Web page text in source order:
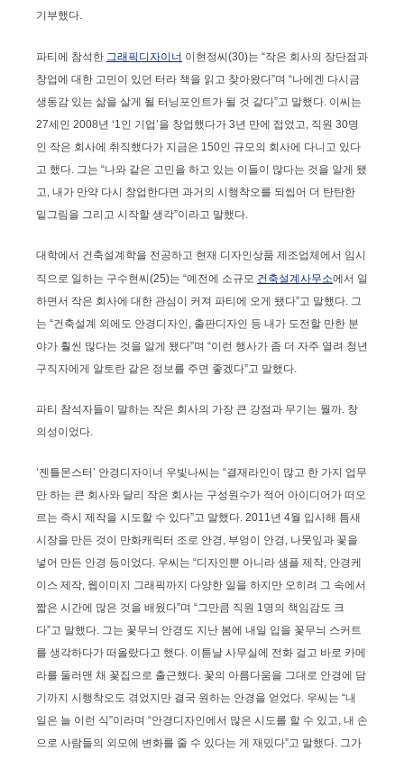
기부했다.
파티에 참석한 그래픽디자이너 이현정씨(30)는 “작은 회사의 장단점과
창업에 대한 고민이 있던 터라 책을 읽고 찾아왔다”며 “나에겐 다시금
생동감 있는 삶을 살게 될 터닝포인트가 될 것 같다”고 말했다. 이씨는
27세인 2008년 ‘1인 기업’을 창업했다가 3년 만에 접었고, 직원 30명
인 작은 회사에 취직했다가 지금은 150인 규모의 회사에 다니고 있다
고 했다. 그는 “나와 같은 고민을 하고 있는 이들이 많다는 것을 알게 됐
고, 내가 만약 다시 창업한다면 과거의 시행착오를 되씹어 더 탄탄한
밑그림을 그리고 시작할 생각”이라고 말했다.
대학에서 건축설계학을 전공하고 현재 디자인상품 제조업체에서 임시
직으로 일하는 구수현씨(25)는 “예전에 소규모 건축설계사무소에서 일
하면서 작은 회사에 대한 관심이 커져 파티에 오게 됐다”고 말했다. 그
는 “건축설계 외에도 안경디자인, 출판디자인 등 내가 도전할 만한 분
야가 훨씬 많다는 것을 알게 됐다”며 “이런 행사가 좀 더 자주 열려 청년
구직자에게 알토란 같은 정보를 주면 좋겠다”고 말했다.
파티 참석자들이 말하는 작은 회사의 가장 큰 강점과 무기는 뭘까. 창
의성이었다.
‘젠틀몬스터’ 안경디자이너 우빛나씨는 “결재라인이 많고 한 가지 업무
만 하는 큰 회사와 달리 작은 회사는 구성원수가 적어 아이디어가 떠오
르는 즉시 제작을 시도할 수 있다”고 말했다. 2011년 4월 입사해 틈새
시장을 만든 것이 만화캐릭터 조로 안경, 부엉이 안경, 나뭇잎과 꽃을
넣어 만든 안경 등이었다. 우씨는 “디자인뿐 아니라 샘플 제작, 안경케
이스 제작, 웹이미지 그래픽까지 다양한 일을 하지만 오히려 그 속에서
짧은 시간에 많은 것을 배웠다”며 “그만큼 직원 1명의 책임감도 크
다”고 말했다. 그는 꽃무늬 안경도 지난 봄에 내일 입을 꽃무늬 스커트
를 생각하다가 떠올랐다고 했다. 이튿날 사무실에 전화 걸고 바로 카메
라를 둘러맨 채 꽃집으로 출근했다. 꽃의 아름다움을 그대로 안경에 담
기까지 시행착오도 겪었지만 결국 원하는 안경을 얻었다. 우씨는 “내
일은 늘 이런 식”이라며 “안경디자인에서 많은 시도를 할 수 있고, 내 손
으로 사람들의 외모에 변화를 줄 수 있다는 게 재밌다”고 말했다. 그가